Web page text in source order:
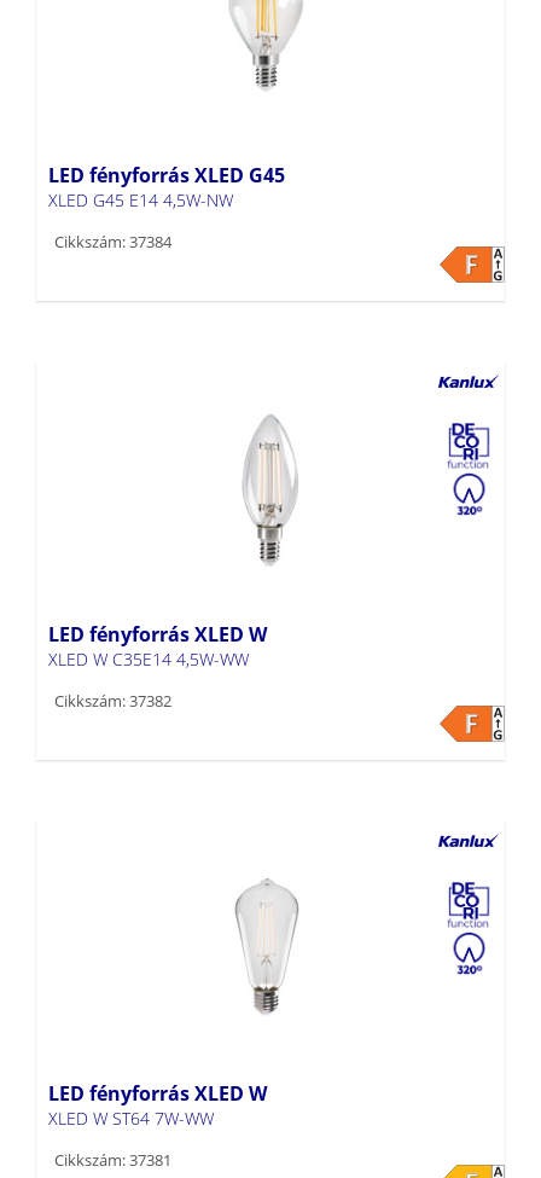
LED fényforrás XLED G45
XLED G45 E14 4,5W-NW
Cikkszám: 37384
LED fényforrás XLED W
XLED W C35E14 4,5W-WW
Cikkszám: 37382
LED fényforrás XLED W
XLED W ST64 7W-WW
Cikkszám: 37381